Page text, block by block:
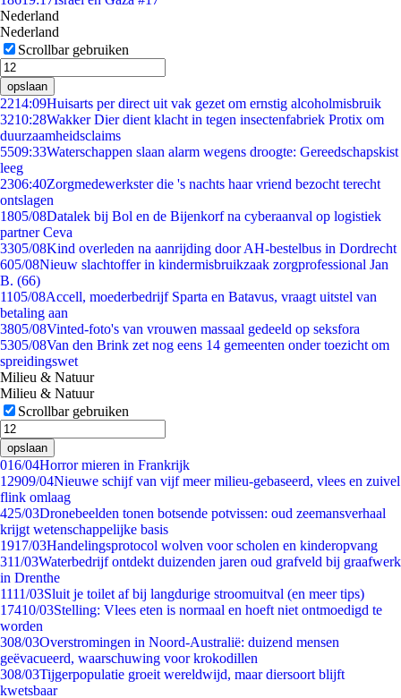
Nederland
Nederland
Scrollbar gebruiken
opslaan
2214:09Huisarts per direct uit vak gezet om ernstig alcoholmisbruik
3210:28Wakker Dier dient klacht in tegen insectenfabriek Protix om
duurzaamheidsclaims
5509:33Waterschappen slaan alarm wegens droogte: Gereedschapskist
leeg
2306:40Zorgmedewerkster die 's nachts haar vriend bezocht terecht
ontslagen
1805/08Datalek bij Bol en de Bijenkorf na cyberaanval op logistiek
partner Ceva
3305/08Kind overleden na aanrijding door AH-bestelbus in Dordrecht
605/08Nieuw slachtoffer in kindermisbruikzaak zorgprofessional Jan
B. (66)
1105/08Accell, moederbedrijf Sparta en Batavus, vraagt uitstel van
betaling aan
3805/08Vinted-foto's van vrouwen massaal gedeeld op seksfora
5305/08Van den Brink zet nog eens 14 gemeenten onder toezicht om
spreidingswet
Milieu & Natuur
Milieu & Natuur
Scrollbar gebruiken
opslaan
016/04Horror mieren in Frankrijk
12909/04Nieuwe schijf van vijf meer milieu-gebaseerd, vlees en zuivel
flink omlaag
425/03Dronebeelden tonen botsende potvissen: oud zeemansverhaal
krijgt wetenschappelijke basis
1917/03Handelingsprotocol wolven voor scholen en kinderopvang
311/03Waterbedrijf ontdekt duizenden jaren oud grafveld bij graafwerk
in Drenthe
1111/03Sluit je toilet af bij langdurige stroomuitval (en meer tips)
17410/03Stelling: Vlees eten is normaal en hoeft niet ontmoedigd te
worden
308/03Overstromingen in Noord-Australië: duizend mensen
geëvacueerd, waarschuwing voor krokodillen
308/03Tijgerpopulatie groeit wereldwijd, maar diersoort blijft
kwetsbaar